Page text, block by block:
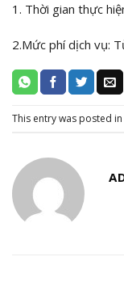
1. Thời gian thực
2.Mức phí dịch vụ:
This entry was posted in